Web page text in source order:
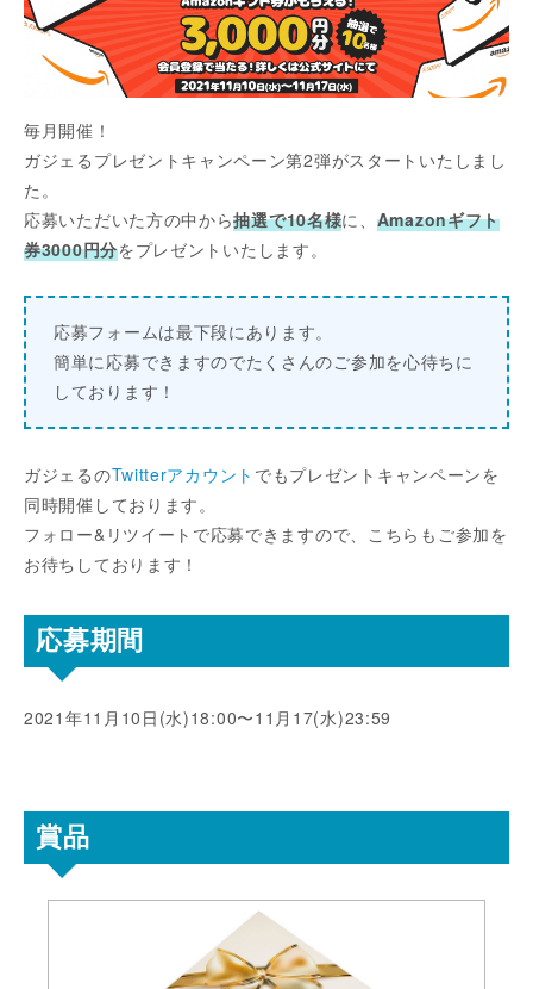
毎月開催！
ガジェるプレゼントキャンペーン第2弾がスタートいたしまし
た。
応募いただいた方の中から抽選で10名様に、 Amazonギフト
券3000円分をプレゼントいたします。
応募フォームは最下段にあります。
簡単に応募できますのでたくさんのご参加を心待ちに
しております！
ガジェるのTwitterアカウント でもプレゼントキャンペーンを
同時開催しております。
フォロー&リツイートで応募できますので、こちらもご参加を
お待ちしております！
応募期間
2021年11月10日(水)18:00〜11月17(水)23:59
賞品